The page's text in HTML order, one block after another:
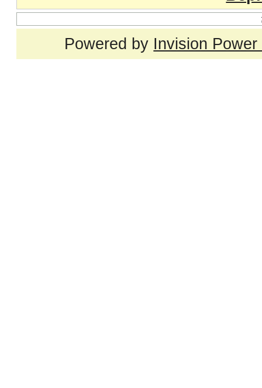
Powered by Invision Power